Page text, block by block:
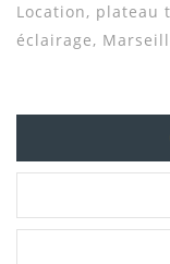
Location, plateau
éclairage,